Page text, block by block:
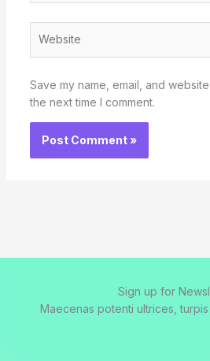
Save my name, email, and
the next time I comment.
Sign up for
Maecenas potenti ultrices,